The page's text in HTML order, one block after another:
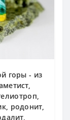
горы - из
родонит,